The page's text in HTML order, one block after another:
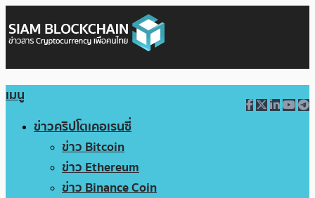
เมนู
ข่าวคริปโตเคอเรนซี่
ข่าว Bitcoin
ข่าว Ethereum
ข่าว Binance Coin